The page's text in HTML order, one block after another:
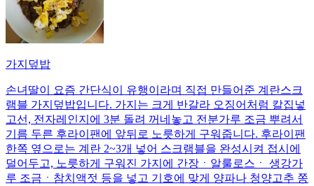
가지덮밥
손녀딸이 요즘 간단식이 유행이라며 직접 만들어준 계란스크
램블 가지덮밥입니다. 가지는 크게 반갈라 오징어처럼 칼집넣
고선, 전자레인지에 3분 돌려 꺼네놓고 전분가루 조금 뿌려서
기름 두른 후라이팬에 앞뒤로 노릇하게 구워줍니다. 후라이팬
한쪽 옆으로는 계란 2~3개 넣어 스크램블을 완성시켜 접시에
덜어두고, 노릇하게 구워진 가지에 간장ㆍ알룰로스ㆍ 생강가
루 조금ㆍ참치액젓 등을 넣고 기호에 맞게 양파나 청양고추 쫑